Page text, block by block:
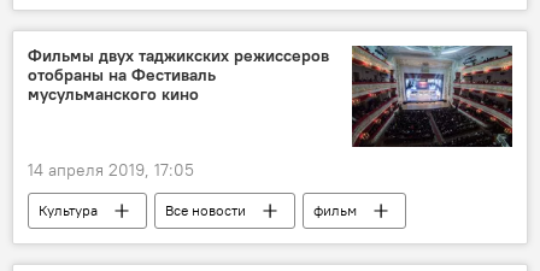
Фильмы двух таджикских режиссеров
отобраны на Фестиваль
мусульманского кино
14 апреля 2019, 17:05
Культура Все новости
фильм
фестиваль
Таджикистан Style